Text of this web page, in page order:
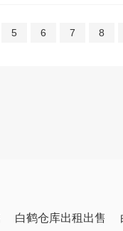
5 6 7 8
白鹤仓库出租出售